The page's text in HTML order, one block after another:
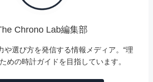
Chrono Lab編集部
や選び方を発信する情報メディア。“理
めの時計ガイドを目指しています。